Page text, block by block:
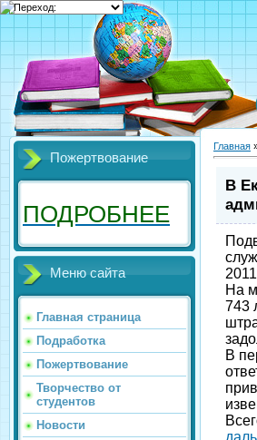
Пожертвование
ПОДРОБНЕЕ
Меню сайта
Главная страница
Подработка
Пожертвование
Творчество от
студентов
Новости
Главная
В
На
743
В